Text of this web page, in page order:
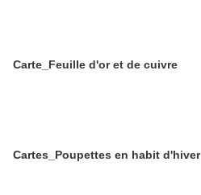
Carte_Feuille d'or et de cuivre
Cartes_Poupettes en habit d'hiver